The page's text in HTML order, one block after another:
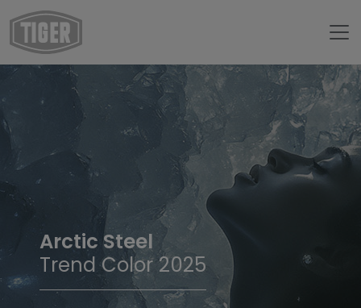
Arctic Steel
Trend Color 2025